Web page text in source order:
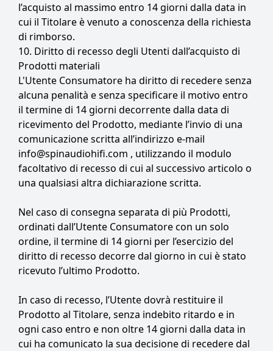
l’acquisto al massimo entro 14 giorni dalla data in
cui il Titolare è venuto a conoscenza della richiesta
di rimborso.
10. Diritto di recesso degli Utenti dall’acquisto di
Prodotti materiali
L'Utente Consumatore ha diritto di recedere senza
alcuna penalità e senza specificare il motivo entro
il termine di 14 giorni decorrente dalla data di
ricevimento del Prodotto, mediante l’invio di una
comunicazione scritta all’indirizzo e-mail
info@spinaudiohifi.com , utilizzando il modulo
facoltativo di recesso di cui al successivo articolo o
una qualsiasi altra dichiarazione scritta.
Nel caso di consegna separata di più Prodotti,
ordinati dall’Utente Consumatore con un solo
ordine, il termine di 14 giorni per l’esercizio del
diritto di recesso decorre dal giorno in cui è stato
ricevuto l’ultimo Prodotto.
In caso di recesso, l’Utente dovrà restituire il
Prodotto al Titolare, senza indebito ritardo e in
ogni caso entro e non oltre 14 giorni dalla data in
cui ha comunicato la sua decisione di recedere dal